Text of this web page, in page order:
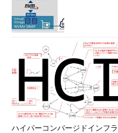
ハイパーコンバージドインフ